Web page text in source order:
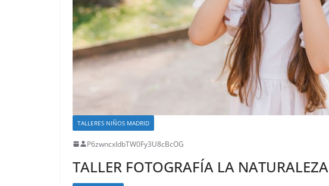
TALLERES NIÑOS MADRID
P6zwncxIdbTW0Fy3U8cBcOG
TALLER FOTOGRAFÍA LA NATURALEZA